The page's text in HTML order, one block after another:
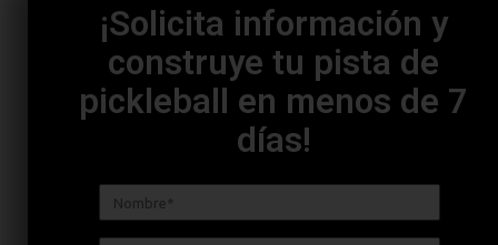
¡Solicita información y
construye tu pista de
pickleball en menos de 7
días!